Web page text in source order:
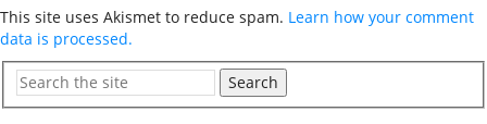
This site uses Akismet to reduce spam. Learn how your comment
data is processed.
Search